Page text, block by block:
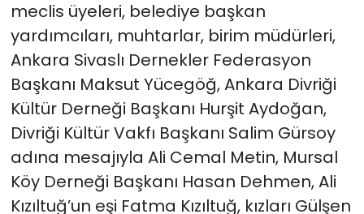
meclis üyeleri, belediye başkan
yardımcıları, muhtarlar, birim müdürleri,
Ankara Sivaslı Dernekler Federasyon
Başkanı Maksut Yücegöğ, Ankara Divriği
Kültür Derneği Başkanı Hurşit Aydoğan,
Divriği Kültür Vakfı Başkanı Salim Gürsoy
adına mesajıyla Ali Cemal Metin, Mursal
Köy Derneği Başkanı Hasan Dehmen, Ali
Kızıltuğ’un eşi Fatma Kızıltuğ, kızları Gülşen